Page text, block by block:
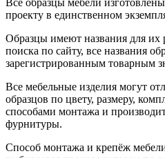
проекту в единственном
Образцы имеют названия для их
поиска по сайту, все названия
зарегистрированным товарным
Все мебельные изделия могут
образцов по цвету, размеру,
способами монтажа и
фурнитуры.
Способ монтажа и крепёж